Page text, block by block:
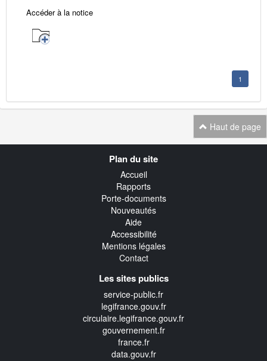
Accéder à la notice
1
Haut de page
Plan du site
Accueil
Rapports
Porte-documents
Nouveautés
Aide
Accessibilité
Mentions légales
Contact
Les sites publics
service-public.fr
legifrance.gouv.fr
circulaire.legifrance.gouv.fr
gouvernement.fr
france.fr
data.gouv.fr